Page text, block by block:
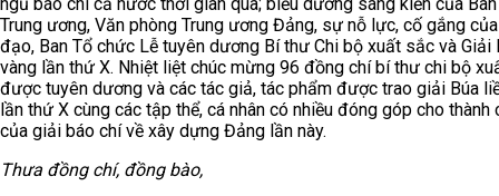
Trung ương, Văn phòng Trung ương Đảng, sự nỗ lực, cố gắng
đạo, Ban Tổ chức Lễ tuyên dương Bí thư Chi bộ xuất sắc và Giải
vàng lần thứ X. Nhiệt liệt chúc mừng 96 đồng chí bí thư chi bộ
được tuyên dương và các tác giả, tác phẩm được trao giải Búa
lần thứ X cùng các tập thể, cá nhân có nhiều đóng góp cho thành
của giải báo chí về xây dựng Đảng lần này.
Thưa đồng chí, đồng bào,